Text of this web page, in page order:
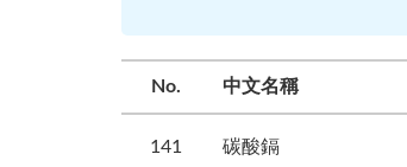
No. 中文名稱
141 碳酸鎘